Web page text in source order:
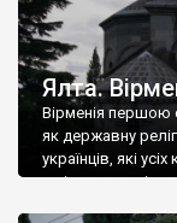
Ялта.
Вірменія першою
як державну
українців, які
є відданими